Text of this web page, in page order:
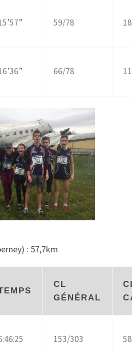
59/78
66/78
: 57,7km
CL
GÉNÉRAL
153/303